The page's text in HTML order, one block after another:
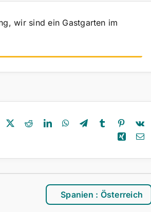
wir sind ein Gastgarten im
Facebook RedditLinkedInWhatsApp
TelegramTumblrPinterest
Vk
Xing E-
Spanien : Österreich